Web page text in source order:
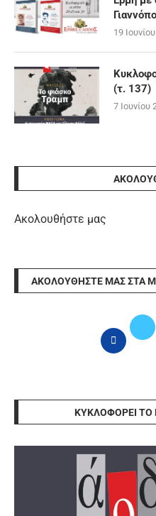
19
(τ. 137)
7 Ιουνίου
Ακολουθήστε μας
ΑΚΟΛΟΥΘΉΣΤΕ ΜΑΣ ΣΤΑ
ΚΥΚΛΟΦΟΡΕΊ ΤΟ